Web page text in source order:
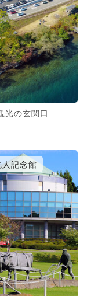
光の玄関口
記念館